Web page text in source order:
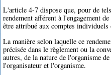
L'article 4-7 dispose que, pour de
rendement afférent à l'engagement
être attribué aux comptes individuels
La manière selon laquelle ce
précisée dans le règlement ou la
autres, de la nature de l'organisme
l'organisateur et l'organisme.